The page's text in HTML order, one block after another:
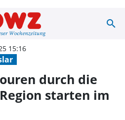
Geführte search
15:16
durch die
starten im